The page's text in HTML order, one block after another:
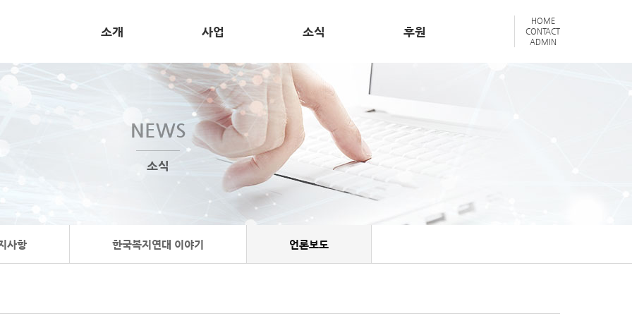
소개 사업 소식 후원
HOME
CONTACT
ADMIN
NEWS
소식
사항 한국복지연대 이야기 언론보도